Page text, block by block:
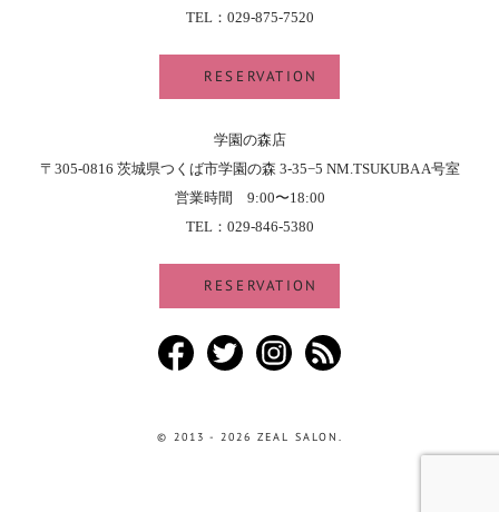
TEL：029-875-7520
RESERVATION
学園の森店
〒305-0816 茨城県つくば市学園の森 3-35−5 NM.TSUKUBA A号室
営業時間 9:00〜18:00
TEL：029-846-5380
RESERVATION
© 2013 - 2026 ZEAL SALON.